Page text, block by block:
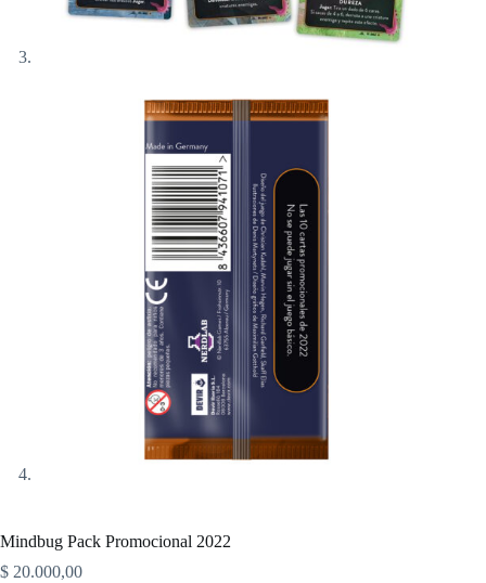
Mindbug Pack Promocional 2022
$ 20.000,00